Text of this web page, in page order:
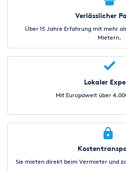
Verlässlicher
Über 15 Jahre Erfahrung mit mehr
Mietern.
Lokaler
Mit Europaweit über
Sie mieten direkt beim Vermieter und